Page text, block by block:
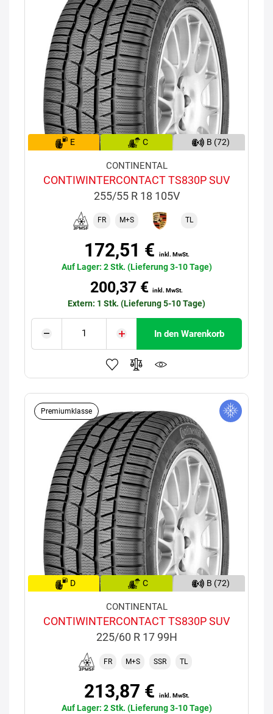
E C B (72)
CONTINENTAL
CONTIWINTERCONTACT TS830P SUV
255/55 R 18 105V
FR M+S TL
172,51 € inkl. MwSt.
Auf Lager: 2 Stk. (Lieferung 3-10 Tage)
200,37 € inkl. MwSt.
Extern: 1 Stk. (Lieferung 5-10 Tage)
In den Warenkorb
Premiumklasse
D C B (72)
CONTINENTAL
CONTIWINTERCONTACT TS830P SUV
225/60 R 17 99H
FR M+S SSR TL
213,87 € inkl. MwSt.
Auf Lager: 2 Stk. (Lieferung 3-10 Tage)